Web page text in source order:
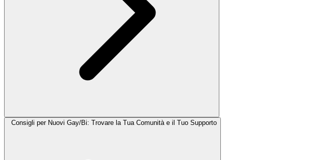
Consigli per Nuovi Gay/Bi: Trovare la Tua Comunità e il Tuo Supporto